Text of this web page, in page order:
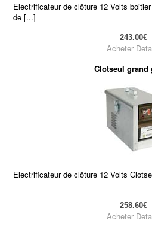
Electrificateur de clôture 12 Volts
de [...]
243.00€
Acheter
Clotseul grand
Electrificateur de clôture 12 Volts
258.60€
Acheter